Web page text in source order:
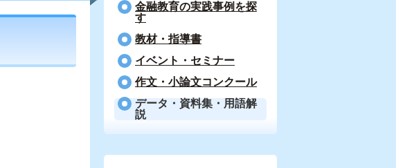
⾦融教育の実践事例を探
す
教材・指導書
イベント・セミナー
作文・小論文コンクール
データ・資料集・用語解
説